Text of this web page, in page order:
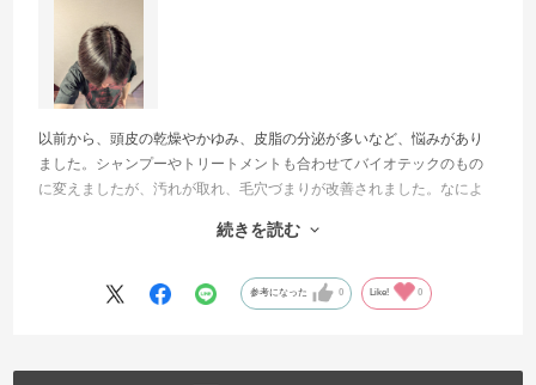
以前から、頭皮の乾燥やかゆみ、皮脂の分泌が多いなど、悩みがあり
ました。シャンプーやトリートメントも合わせてバイオテックのもの
に変えましたが、汚れが取れ、毛穴づまりが改善されました。なによ
いきました。今では欠かせないアイテムです。使用して7年になりまし
続きを読む
参考になった 0 Like! 0